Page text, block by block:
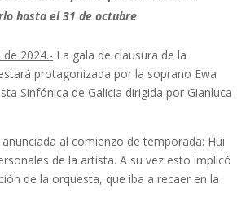
hasta el 31 de octubre
2024.- La gala de clausura de la
protagonizada por la soprano Ewa
Sinfónica de Galicia dirigida por Gianluca
al comienzo de temporada: Hui
de la artista. A su vez esto implicó
de la orquesta, que iba a recaer en la